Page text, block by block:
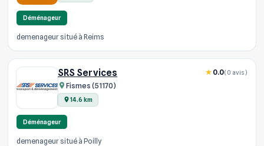
Déménageur
demenageur situé à Reims
SRS Services
Fismes (51170)
14.6 km
0.0(0 avis)
Déménageur
demenageur situé à Poilly